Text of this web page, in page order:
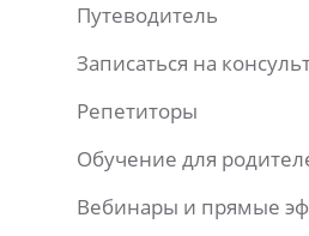
Путеводитель
Записаться на
Репетиторы
Обучение для
Вебинары и прямые